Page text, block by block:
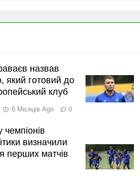
назвав
який готовий до
клуб
6 Місяців Ago 0
чемпіонів
визначили
перших матчів